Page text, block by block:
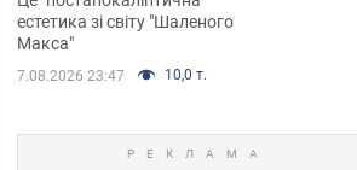
Фото
естетика зі світу "Шаленого
Макса"
7.08.2026 23:47 10,0 т.